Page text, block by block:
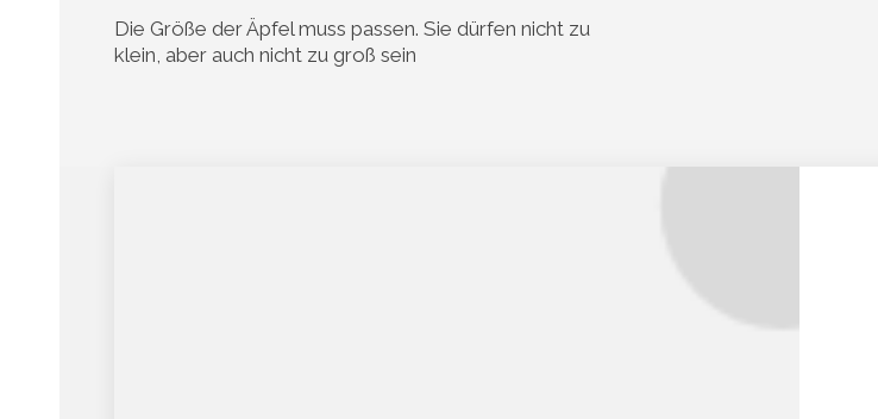
Die Größe der Äpfel muss passen. Sie dürfen nicht zu
klein, aber auch nicht zu groß sein